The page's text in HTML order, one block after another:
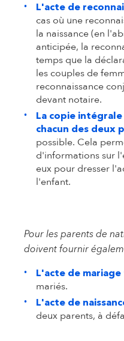
L'acte de
cas où une
la naissance (en
anticipée, la
temps que la
les couples de
reconnaissance
devant notaire.
La copie
chacun des deux
possible. Cela
d'informations sur
eux pour dresser
l'enfant.
Pour les parents de
doivent fournir
L'acte de
mariés.
L'acte de
deux parents, à